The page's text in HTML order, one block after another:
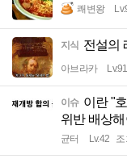
쾌변왕
지식 전설의
아브라카 Lv.91
이슈 이란 "
위반 배상
균터 Lv.42 조